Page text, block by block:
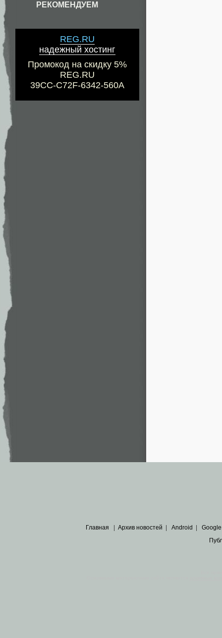
РЕКОМЕНДУЕМ
REG.RU
надежный хостинг
Промокод на скидку 5%
REG.RU
39CC-C72F-6342-560A
Главная Архив новостей Android Google